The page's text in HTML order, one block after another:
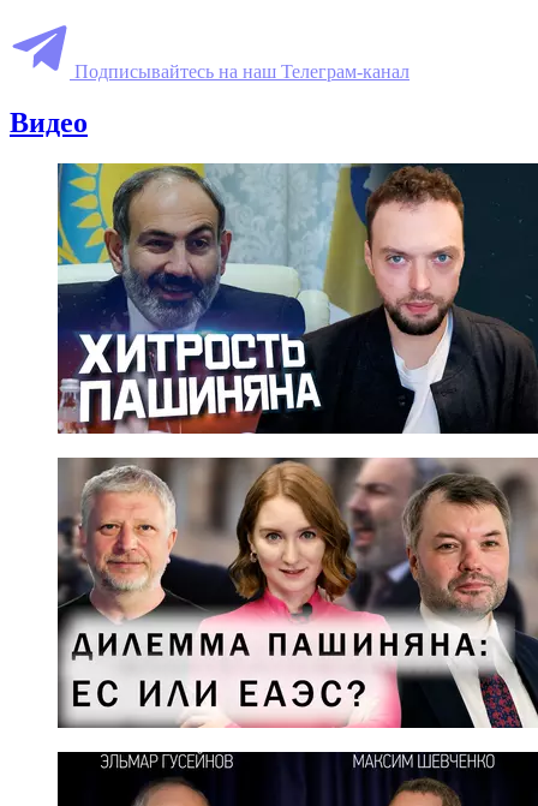
Подписывайтесь на наш Телеграм-канал
Видео